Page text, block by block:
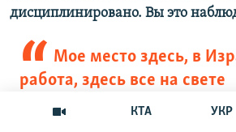
КТА УКР
дисциплинировано. Вы это
Мое место здесь, в
работа, здесь все на свете